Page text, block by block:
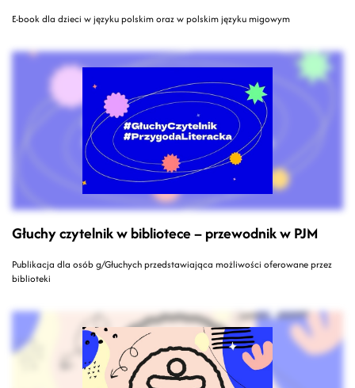
E-book dla dzieci w języku polskim oraz w polskim języku migowym
Głuchy czytelnik w bibliotece – przewodnik w PJM
Publikacja dla osób g/Głuchych przedstawiająca możliwości oferowane przez
biblioteki